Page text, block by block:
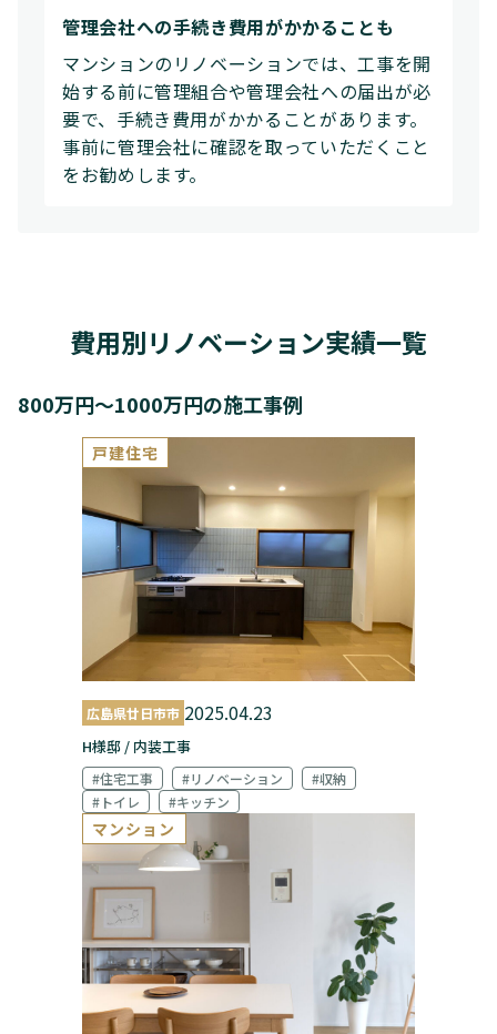
管理会社への手続き費用がかかることも
マンションのリノベーションでは、工事を開
始する前に管理組合や管理会社への届出が必
要で、手続き費用がかかることがあります。
事前に管理会社に確認を取っていただくこと
をお勧めします。
費用別リノベーション実績一覧
800万円～1000万円の施工事例
戸建住宅
広島県廿日市市 2025.04.23
H様邸 / 内装工事
#住宅工事 #リノベーション
#収納
#トイレ
#キッチン
マンション